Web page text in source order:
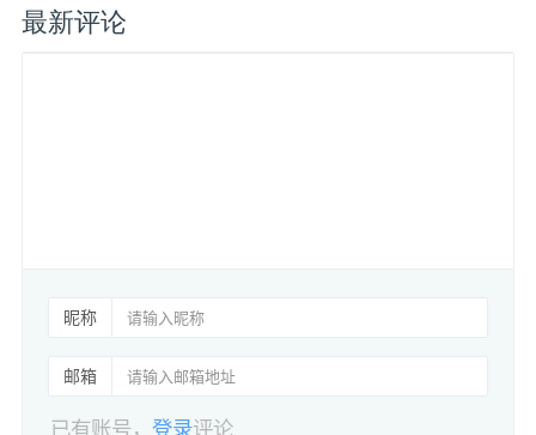
最新评论
昵称
邮箱
已有账号，登录评论